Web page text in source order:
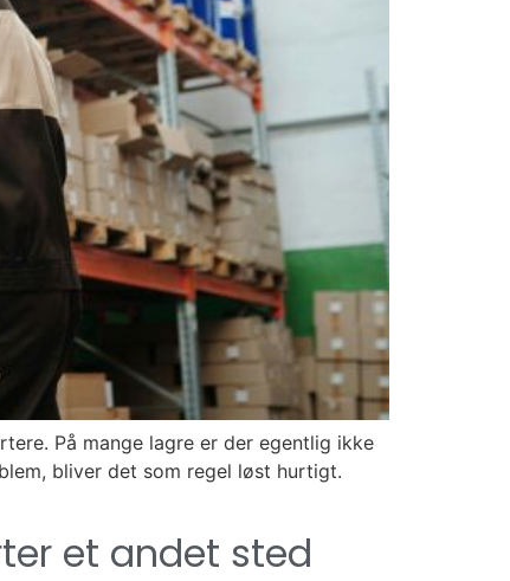
På mange lagre er der egentlig ikke
bliver det som regel løst hurtigt.
et andet sted